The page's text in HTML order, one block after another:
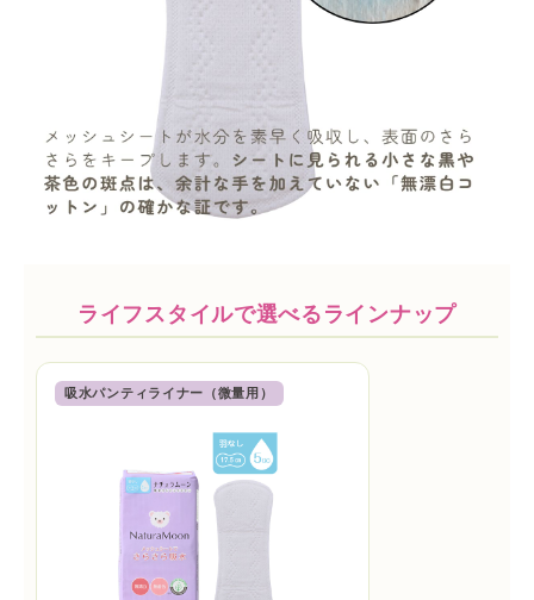
ライフスタイルで選べるラインナップ
吸水パンティライナー（微量用）